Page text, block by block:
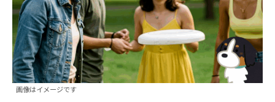
画像はイメージです